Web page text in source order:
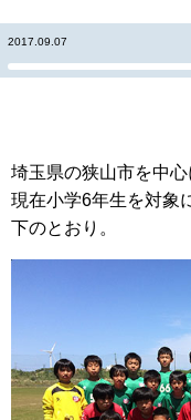
2017.09.07
埼玉県の狭山市を中
現在小学6年生を対象
下のとおり。